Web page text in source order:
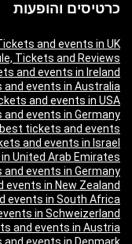
כרטיסים והופעות
and events in UK
Tickets and Reviews
and events in Ireland
and events in Australia
and events in USA
and events in Germany
best tickets and events
and events in Israel
United Arab Emirates
and events in Germany
events in New Zealand
events in South Africa
in Schweizerland
and events in Austria